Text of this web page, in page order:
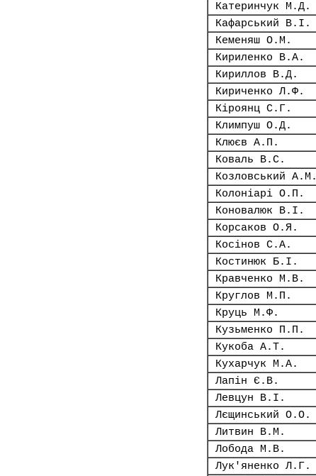
Катеринчук М.Д.
Кафарський В.І.
Кеменяш О.М.
Кириленко В.А.
Кириллов В.Д.
Кириченко Л.Ф.
Кіроянц С.Г.
Климпуш О.Д.
Клюєв А.П.
Коваль В.С.
Козловський А.М.
Колоніарі О.П.
Коновалюк В.І.
Корсаков О.Я.
Косінов С.А.
Костинюк Б.І.
Кравченко М.В.
Круглов М.П.
Круць М.Ф.
Кузьменко П.П.
Кукоба А.Т.
Кухарчук М.А.
Лапін Є.В.
Левцун В.І.
Лєщинський О.О.
Литвин В.М.
Лобода М.В.
Лук'яненко Л.Г.